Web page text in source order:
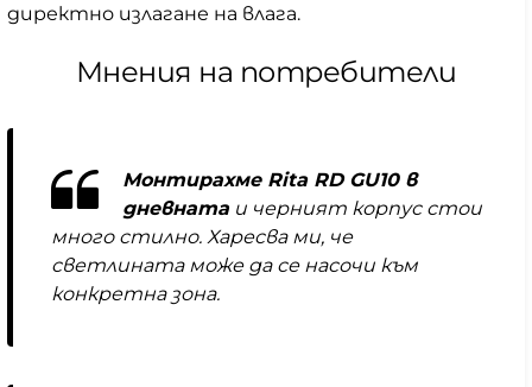
директно излагане на влага.
Мнения на потребители
Монтирахме Rita RD GU10 в
дневната и черният корпус стои
много стилно. Харесва ми, че
светлината може да се насочи към
конкретна зона.